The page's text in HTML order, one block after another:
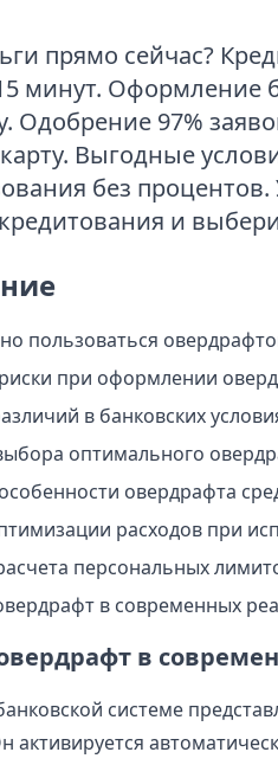
прямо сейчас?
минут. Оформление
Одобрение 97%
карту. Выгодные
без
и
пользоваться
при оформлении
в банковских
оптимального
овердрафта
расходов при
персональных
в современных
в
системе
активируется